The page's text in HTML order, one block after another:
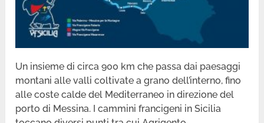
Un insieme di circa 900 km che passa dai paesaggi
montani alle valli coltivate a grano dell’interno, fino
alle coste calde del Mediterraneo in direzione del
porto di Messina. I cammini francigeni in Sicilia